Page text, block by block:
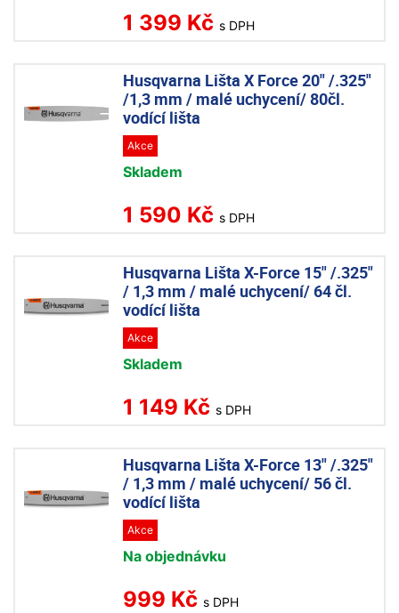
1 399 Kč s DPH
Husqvarna Lišta X Force 20" /.325"
/1,3 mm / malé uchycení/ 80čl.
vodící lišta
Akce
Skladem
1 590 Kč s DPH
Husqvarna Lišta X-Force 15" /.325"
/ 1,3 mm / malé uchycení/ 64 čl.
vodící lišta
Akce
Skladem
1 149 Kč s DPH
Husqvarna Lišta X-Force 13" /.325"
/ 1,3 mm / malé uchycení/ 56 čl.
vodící lišta
Akce
Na objednávku
999 Kč s DPH